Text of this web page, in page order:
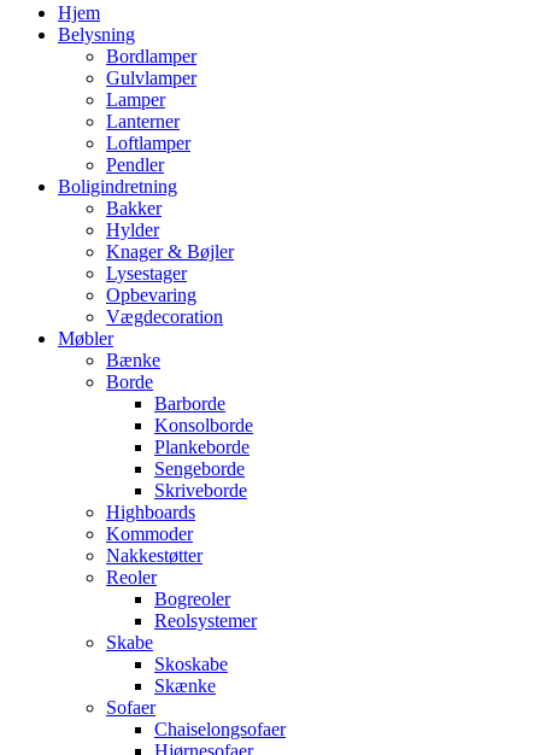
Hjem
Belysning
Bordlamper
Gulvlamper
Lamper
Lanterner
Loftlamper
Pendler
Boligindretning
Bakker
Hylder
Knager & Bøjler
Lysestager
Opbevaring
Vægdecoration
Møbler
Bænke
Borde
Barborde
Konsolborde
Plankeborde
Sengeborde
Skriveborde
Highboards
Kommoder
Nakkestøtter
Reoler
Bogreoler
Reolsystemer
Skabe
Skoskabe
Skænke
Sofaer
Chaiselongsofaer
Hjørnesofaer